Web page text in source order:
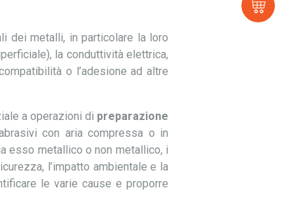
dei metalli, in particolare la loro
la conduttività elettrica,
o l’adesione ad altre
a operazioni di preparazione
con aria compressa o in
esso metallico o non metallico, i
l’impatto ambientale e la
le varie cause e proporre